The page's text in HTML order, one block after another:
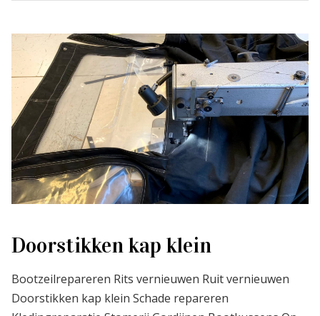
Doorstikken kap klein
Bootzeilrepareren Rits vernieuwen Ruit vernieuwen
Doorstikken kap klein Schade repareren